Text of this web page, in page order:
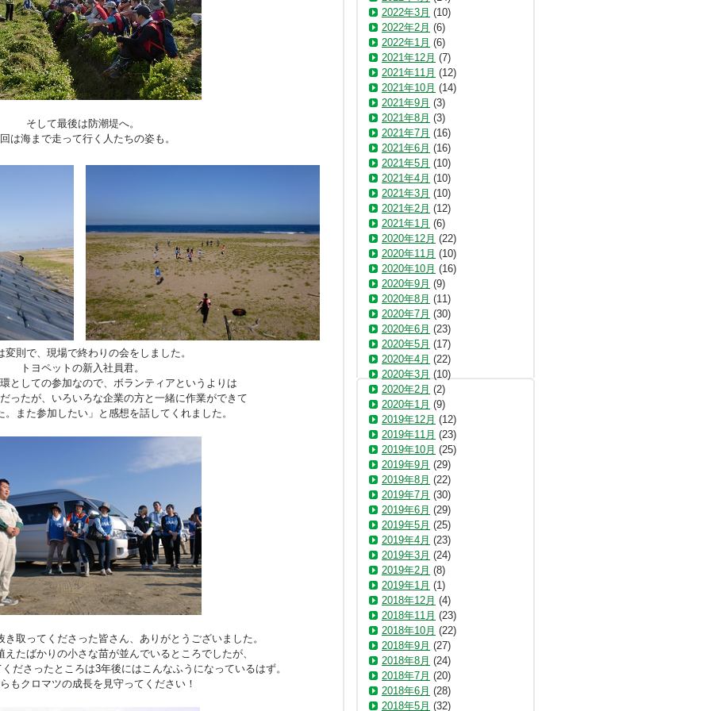
そして最後は防潮堤へ。
は海まで走って行く人たちの姿も。
変則で、現場で終わりの会をしました。
トヨペットの新入社員君。
としての参加なので、ボランティアというよりは
ったが、いろいろな企業の方と一緒に作業ができて
。また参加したい」と感想を話してくれました。
取ってくださった皆さん、ありがとうございました。
たばかりの小さな苗が並んでいるところでしたが、
ださったところは3年後にはこんなふうになっているはず。
もクロマツの成長を見守ってください！
2022年3月 (10)
2022年2月 (6)
2022年1月 (6)
2021年12月 (7)
2021年11月 (12)
2021年10月 (14)
2021年9月 (3)
2021年8月 (3)
2021年7月 (16)
2021年6月 (16)
2021年5月 (10)
2021年4月 (10)
2021年3月 (10)
2021年2月 (12)
2021年1月 (6)
2020年12月 (22)
2020年11月 (10)
2020年10月 (16)
2020年9月 (9)
2020年8月 (11)
2020年7月 (30)
2020年6月 (23)
2020年5月 (17)
2020年4月 (22)
2020年3月 (10)
2020年2月 (2)
2020年1月 (9)
2019年12月 (12)
2019年11月 (23)
2019年10月 (25)
2019年9月 (29)
2019年8月 (22)
2019年7月 (30)
2019年6月 (29)
2019年5月 (25)
2019年4月 (23)
2019年3月 (24)
2019年2月 (8)
2019年1月 (1)
2018年12月 (4)
2018年11月 (23)
2018年10月 (22)
2018年9月 (27)
2018年8月 (24)
2018年7月 (20)
2018年6月 (28)
2018年5月 (32)